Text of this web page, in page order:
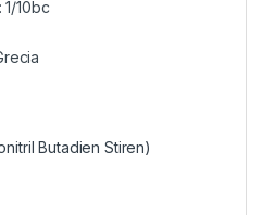
10bc
Butadien Stiren)